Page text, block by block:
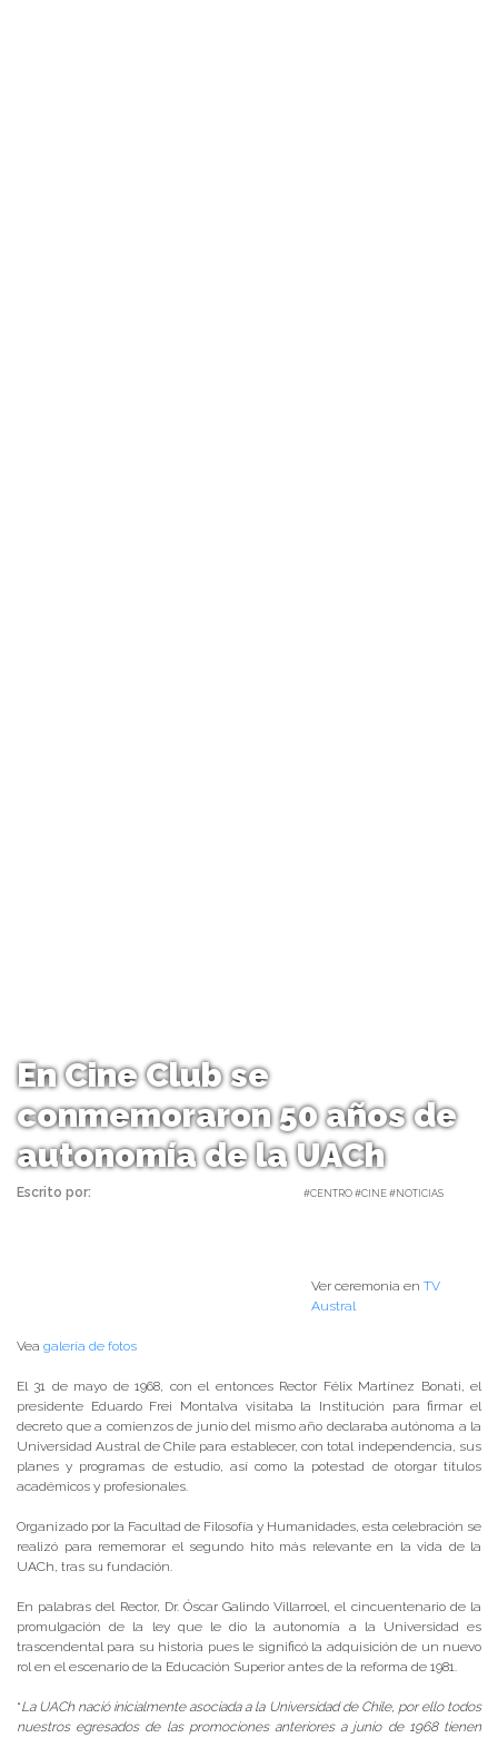
En Cine Club se
conmemoraron 50 años de
autonomía de la UACh
Escrito por: #CENTRO #CINE #NOTICIAS
Ver ceremonia en TV
Austral
Vea galería de fotos
El 31 de mayo de 1968, con el entonces Rector Félix Martínez Bonati, el
presidente Eduardo Frei Montalva visitaba la Institución para firmar el
decreto que a comienzos de junio del mismo año declaraba autónoma a la
Universidad Austral de Chile para establecer, con total independencia, sus
planes y programas de estudio, así como la potestad de otorgar títulos
académicos y profesionales.
Organizado por la Facultad de Filosofía y Humanidades, esta celebración se
realizó para rememorar el segundo hito más relevante en la vida de la
UACh, tras su fundación.
En palabras del Rector, Dr. Óscar Galindo Villarroel, el cincuentenario de la
promulgación de la ley que le dio la autonomía a la Universidad es
trascendental para su historia pues le significó la adquisición de un nuevo
rol en el escenario de la Educación Superior antes de la reforma de 1981.
“La UACh nació inicialmente asociada a la Universidad de Chile, por ello todos
nuestros egresados de las promociones anteriores a junio de 1968 tienen